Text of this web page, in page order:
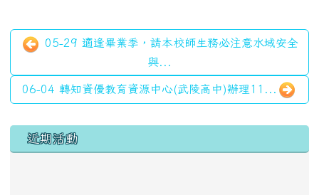
05-29 適逢畢業季，請本校師生務必注意水域安全
與...
06-04 轉知資優教育資源中心(武陵高中)辦理11...
左邊區域內容
近期活動